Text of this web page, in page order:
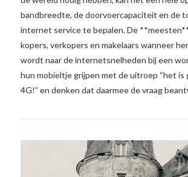
VIEW POST
bandbreedte, de doorvoercapaciteit en de
internet service te bepalen. De
kopers, verkopers en makelaars wanneer
wordt naar de internetsnelheden bij een
hun mobieltje grijpen met de uitroep “het is
4G!” en denken dat daarmee de vraag